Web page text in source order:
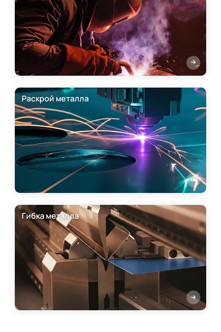
Раскрой металла
Гибка металла